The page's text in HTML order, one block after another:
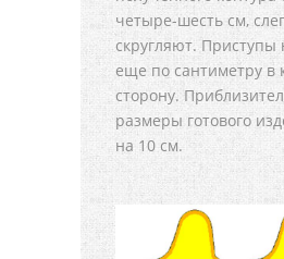
четыре-шесть см,
скругляют.
еще по сантиметру в
сторону.
размеры готового
на 10 см.